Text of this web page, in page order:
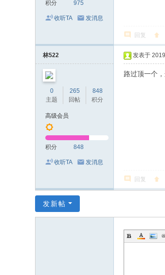
积分 975
收听TA 发消息
回复
林522
0
主题
265
回帖
848
积分
高级会员
积分 848
收听TA 发消息
发表于
路过顶一个
回复
发新帖